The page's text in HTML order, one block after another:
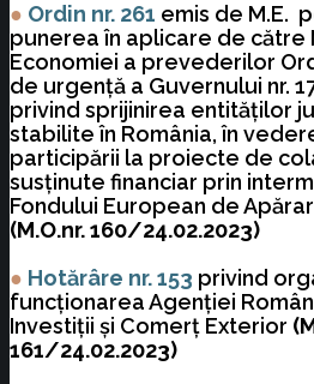
● Ordin nr. 261 emis de M.E.
punerea în aplicare de către
Economiei a prevederilor
de urgenţă a Guvernului nr.
privind sprijinirea entităţilor
stabilite în România, în
participării la proiecte de
susţinute financiar prin
Fondului European de
(M.O.nr. 160/24.02.2023)
● Hotărâre nr. 153 privind
funcţionarea Agenţiei
Investiţii şi Comerţ Exterior
161/24.02.2023)